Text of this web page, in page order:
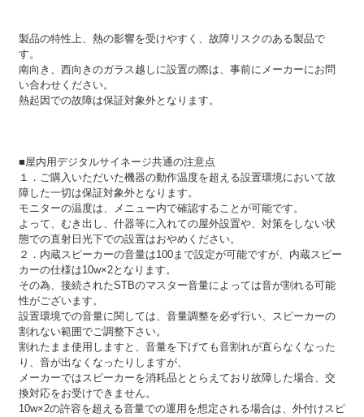
製品の特性上、熱の影響を受けやすく、故障リスクのある製品で
す。
南向き、西向きのガラス越しに設置の際は、事前にメーカーにお問
い合わせください。
熱起因での故障は保証対象外となります。
■屋内用デジタルサイネージ共通の注意点
１．ご購入いただいた機器の動作温度を超える設置環境において故
障した一切は保証対象外となります。
モニターの温度は、メニュー内で確認することが可能です。
よって、むき出し、什器等に入れての屋外設置や、対策をしない状
態での直射日光下での設置はおやめください。
２．内蔵スピーカーの音量は100まで設定が可能ですが、内蔵スピー
カーの仕様は10w×2となります。
その為、接続されたSTBのマスター音量によっては音が割れる可能
性がございます。
設置環境での音量に関しては、音量調整を必ず行い、スピーカーの
割れない範囲でご調整下さい。
割れたまま使用しますと、音量を下げても音割れが直らなくなった
り、音が出なくなったりしますが、
メーカーではスピーカーを消耗品ととらえており故障した場合、交
換対応をお受けできません。
10w×2の許容を超える音量での運用を想定される場合は、外付けスピ